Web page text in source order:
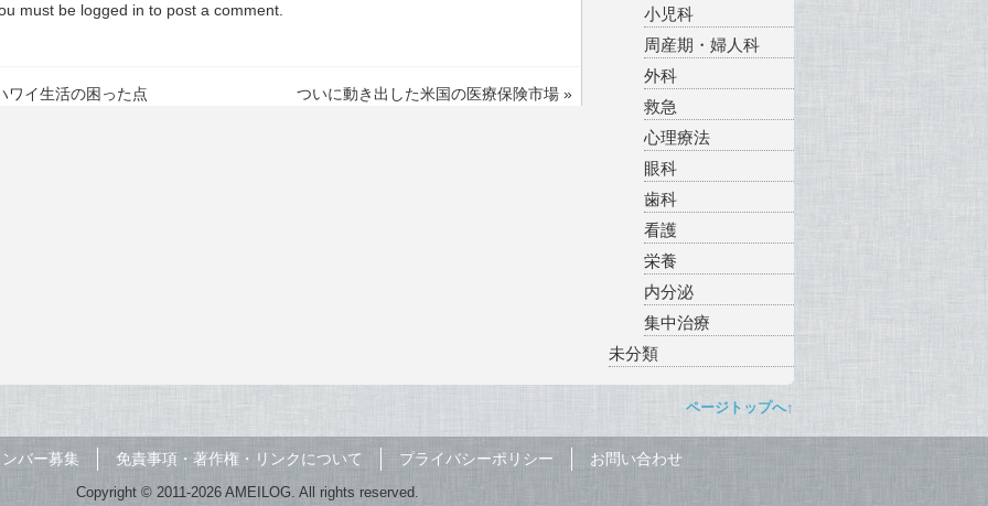
must be logged in to post a comment.
ワイ生活の困った点 ついに動き出した米国の医療保険市場 »
小児科
周産期・婦人科
外科
救急
心理療法
眼科
歯科
看護
栄養
内分泌
集中治療
未分類
ページトップへ↑
バー募集 免責事項・著作権・リンクについて プライバシーポリシー お問い合わせ
Copyright © 2011-2026 AMEILOG. All rights reserved.